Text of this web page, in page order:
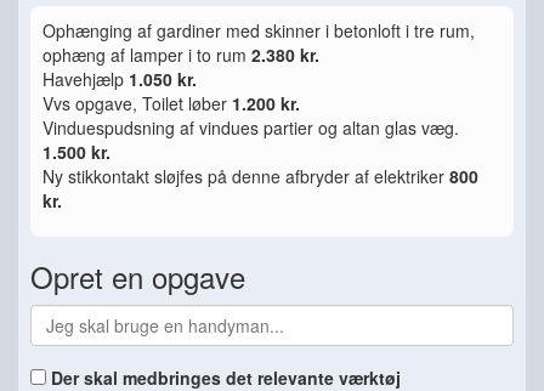
Ophænging af gardiner med skinner i betonloft i tre rum,
ophæng af lamper i to rum 2.380 kr.
Havehjælp 1.050 kr.
Vvs opgave, Toilet løber 1.200 kr.
Vinduespudsning af vindues partier og altan glas væg.
1.500 kr.
Ny stikkontakt sløjfes på denne afbryder af elektriker 800
kr.
Opret en opgave
Der skal medbringes det relevante værktøj